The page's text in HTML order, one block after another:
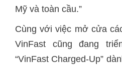
Mỹ và toàn cầu.”
Cùng với việc mở cửa
VinFast cũng đang
“VinFast Charged-Up”